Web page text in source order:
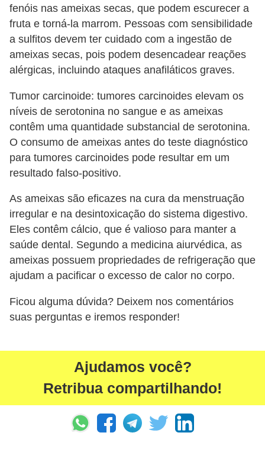
fenóis nas ameixas secas, que podem escurecer a
fruta e torná-la marrom. Pessoas com sensibilidade
a sulfitos devem ter cuidado com a ingestão de
ameixas secas, pois podem desencadear reações
alérgicas, incluindo ataques anafiláticos graves.
Tumor carcinoide: tumores carcinoides elevam os
níveis de serotonina no sangue e as ameixas
contêm uma quantidade substancial de serotonina.
O consumo de ameixas antes do teste diagnóstico
para tumores carcinoides pode resultar em um
resultado falso-positivo.
As ameixas são eficazes na cura da menstruação
irregular e na desintoxicação do sistema digestivo.
Eles contêm cálcio, que é valioso para manter a
saúde dental. Segundo a medicina aiurvédica, as
ameixas possuem propriedades de refrigeração que
ajudam a pacificar o excesso de calor no corpo.
Ficou alguma dúvida? Deixem nos comentários
suas perguntas e iremos responder!
Ajudamos você?
Retribua compartilhando!